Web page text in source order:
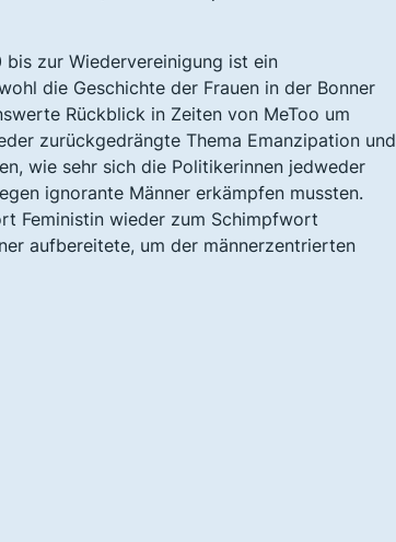
zur Wiedervereinigung ist ein
die Geschichte der Frauen in der Bonner
Rückblick in Zeiten von MeToo um
zurückgedrängte Thema Emanzipation und
wie sehr sich die Politikerinnen jedweder
ignorante Männer erkämpfen mussten.
Feministin wieder zum Schimpfwort
aufbereitete, um der männerzentrierten